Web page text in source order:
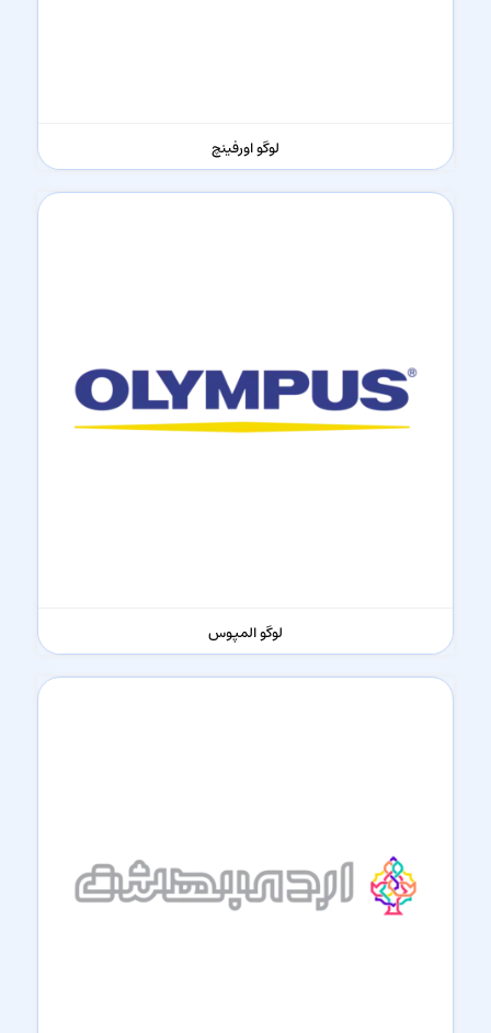
لوگو اورفینچ
لوگو المپوس